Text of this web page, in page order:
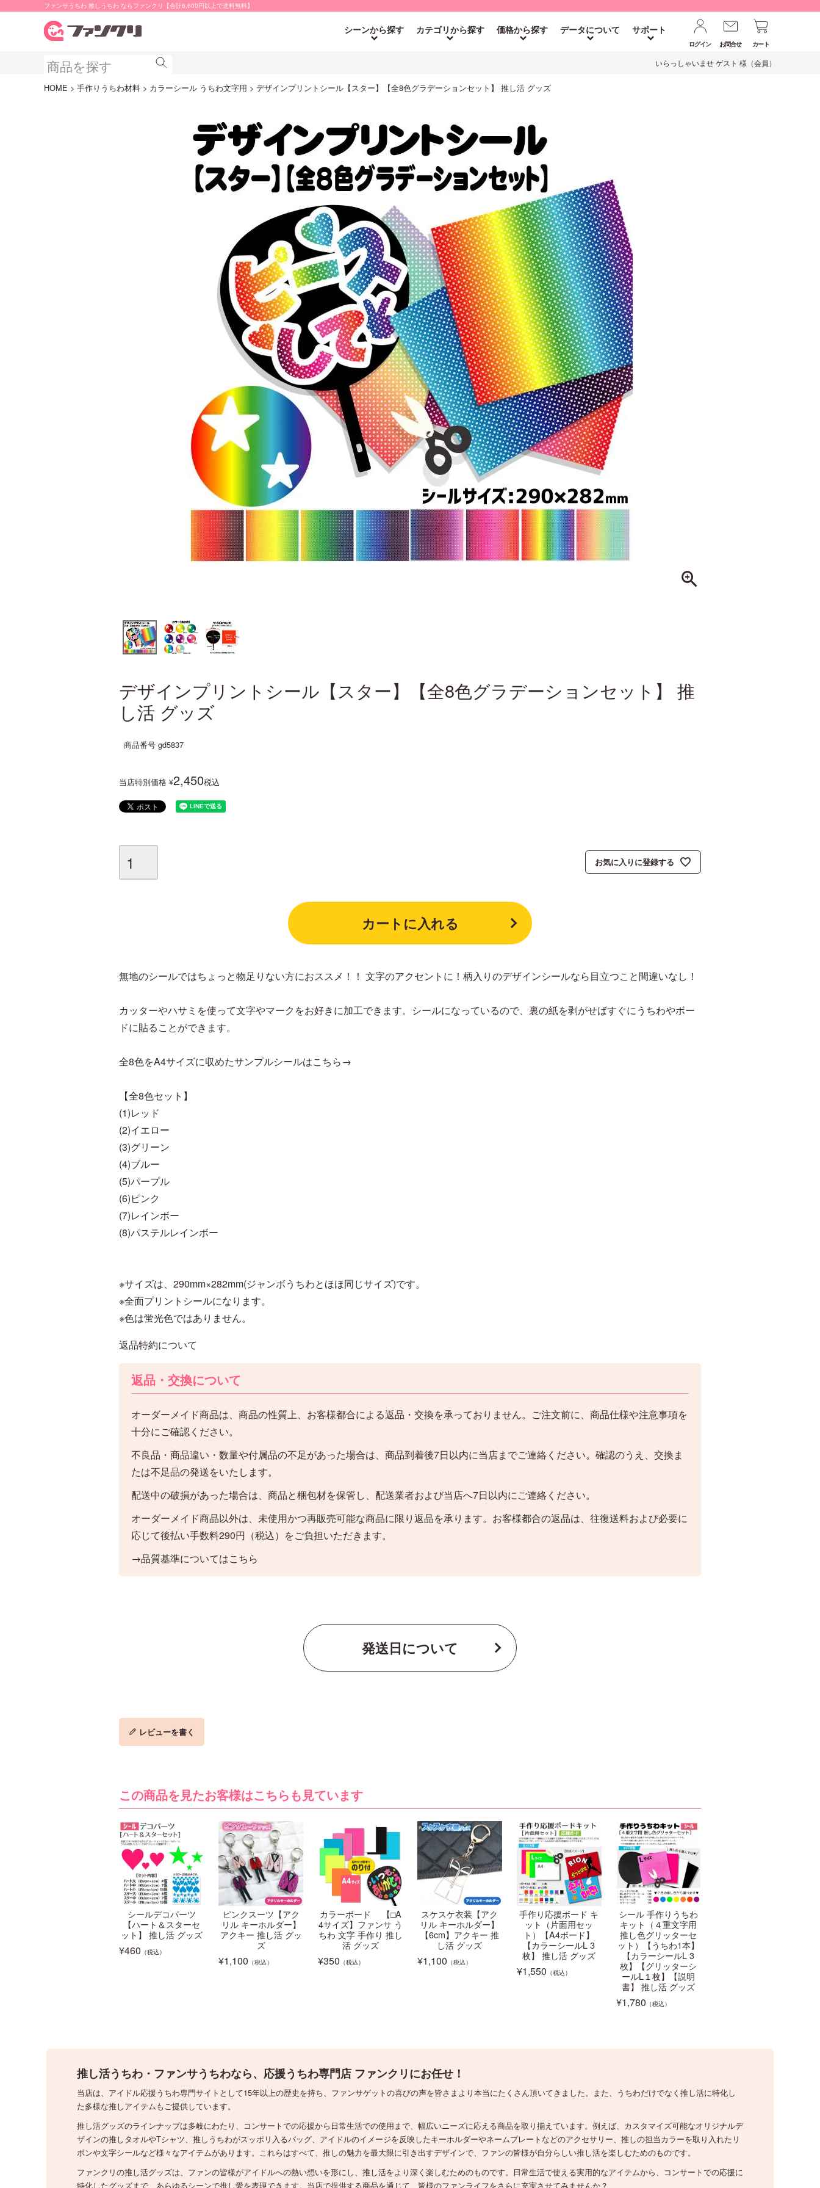
ファンサうちわ 推しうちわ ならファンクリ【合計6,600円以上で送料無料】
シーンから探す カテゴリから探す 価格から探す データについて サポート
ログイン お問合せ カート
いらっしゃいませ ゲスト 様（会員）
HOME 手作りうちわ材料 カラーシール うちわ文字用 デザインプリントシール【スター】【全8色グラデーションセット】 推し活 グッズ
デザインプリントシール【スター】【全8色グラデーションセット】 推
し活 グッズ
商品番号 gd5837
当店特別価格 ¥2,450税込
お気に入りに登録する
カートに入れる
無地のシールではちょっと物足りない方におススメ！！ 文字のアクセントに！柄入りのデザインシールなら目立つこと間違いなし！
カッターやハサミを使って文字やマークをお好きに加工できます。シールになっているので、裏の紙を剥がせばすぐにうちわやボー
ドに貼ることができます。
全8色をA4サイズに収めたサンプルシールはこちら→
【全8色セット】
(1)レッド
(2)イエロー
(3)グリーン
(4)ブルー
(5)パープル
(6)ピンク
(7)レインボー
(8)パステルレインボー
※サイズは、290mm×282mm(ジャンボうちわとほほ同じサイズ)です。
※全面プリントシールになります。
※色は蛍光色ではありません。
返品特約について
返品・交換について
オーダーメイド商品は、商品の性質上、お客様都合による返品・交換を承っておりません。ご注文前に、商品仕様や注意事項を
十分にご確認ください。
不良品・商品違い・数量や付属品の不足があった場合は、商品到着後7日以内に当店までご連絡ください。確認のうえ、交換ま
たは不足品の発送をいたします。
配送中の破損があった場合は、商品と梱包材を保管し、配送業者および当店へ7日以内にご連絡ください。
オーダーメイド商品以外は、未使用かつ再販売可能な商品に限り返品を承ります。お客様都合の返品は、往復送料および必要に
応じて後払い手数料290円（税込）をご負担いただきます。
→品質基準についてはこちら
発送日について
レビューを書く
この商品を見たお客様はこちらも見ています
シールデコパーツ
【ハート＆スターセ
ット】 推し活 グッズ
¥460 （税込）
ピンクスーツ【アク
リル キーホルダー】
アクキー 推し活 グッ
ズ
¥1,100 （税込）
カラーボード 【□A
4サイズ】ファンサ う
ちわ 文字 手作り 推し
活 グッズ
¥350 （税込）
スケスケ衣装【アク
リル キーホルダー】
【6cm】アクキー 推
し活 グッズ
¥1,100 （税込）
手作り応援ボード キ
ット（片面用セッ
ト）【A4ボード】
【カラーシールL 3
枚】 推し活 グッズ
¥1,550 （税込）
シール 手作りうちわ
キット（４重文字用
推し色グリッターセ
ット）【うちわ1本】
【カラーシールL 3
枚】【グリッターシ
ールL１枚】【説明
書】 推し活 グッズ
¥1,780 （税込）
推し活うちわ・ファンサうちわなら、応援うちわ専門店 ファンクリにお任せ！
当店は、アイドル応援うちわ専門サイトとして15年以上の歴史を持ち、ファンサゲットの喜びの声を皆さまより本当にたくさん頂いてきました。また、うちわだけでなく推し活に特化し
た多様な推しアイテムもご提供しています。
推し活グッズのラインナップは多岐にわたり、コンサートでの応援から日常生活での使用まで、幅広いニーズに応える商品を取り揃えています。例えば、カスタマイズ可能なオリジナルデ
ザインの推しタオルやTシャツ、推しうちわがスッポリ入るバッグ、アイドルのイメージを反映したキーホルダーやネームプレートなどのアクセサリー、推しの担当カラーを取り入れたリ
ボンや文字シールなど様々なアイテムがあります。これらはすべて、推しの魅力を最大限に引き出すデザインで、ファンの皆様が自分らしい推し活を楽しむためのものです。
ファンクリの推し活グッズは、ファンの皆様がアイドルへの熱い想いを形にし、推し活をより深く楽しむためのものです。日常生活で使える実用的なアイテムから、コンサートでの応援に
特化したグッズまで、あらゆるシーンで推し愛を表現できます。当店で提供する商品を通じて、皆様のファンライフをさらに充実させてみませんか？